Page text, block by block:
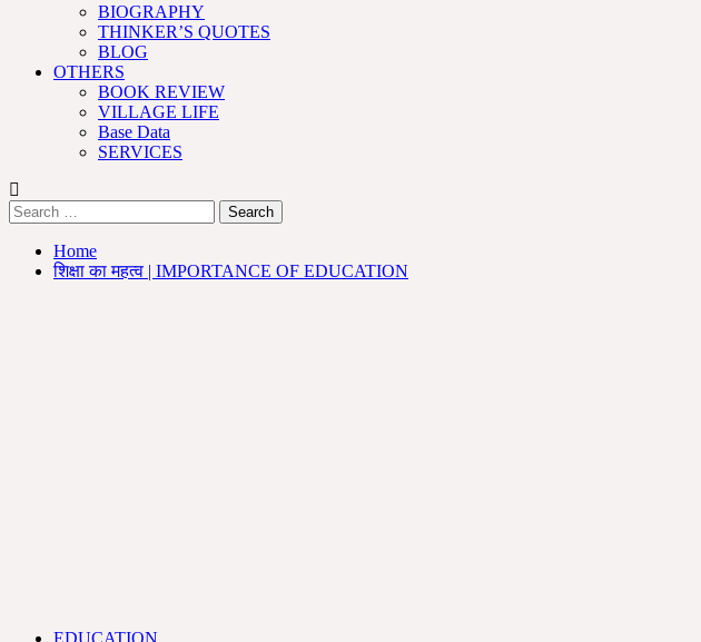
BIOGRAPHY
THINKER’S QUOTES
BLOG
OTHERS
BOOK REVIEW
VILLAGE LIFE
Base Data
SERVICES
Search
for:
Home
शिक्षा का महत्व | IMPORTANCE OF EDUCATION
EDUCATION